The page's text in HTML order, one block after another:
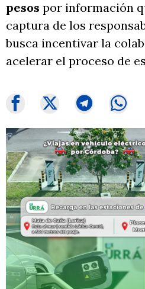
pesos por información
captura de los
busca incentivar la
acelerar el proceso de